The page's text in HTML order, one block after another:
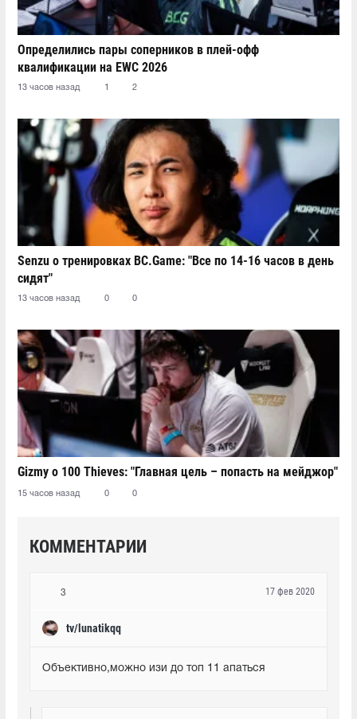
Определились пары соперников в плей-офф
квалификации на EWC 2026
13 часов назад 1 2
Senzu о тренировках BC.Game: "Все по 14-16 часов в день
сидят"
13 часов назад 0 0
Gizmy о 100 Thieves: "Главная цель – попасть на мейджор"
15 часов назад 0 0
КОММЕНТАРИИ
3
tv/lunatikqq
17 фев 2020
Объективно,можно изи до топ 11 апаться